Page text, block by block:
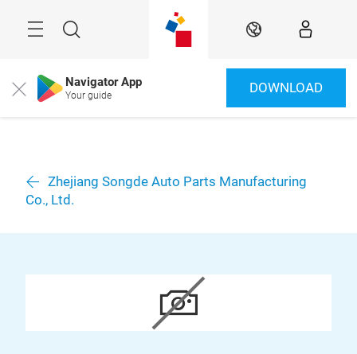
Suche DE
Close Navigator App
Your guide DOWNLOAD
Zhejiang Songde Auto Parts Manufacturing
Co., Ltd.